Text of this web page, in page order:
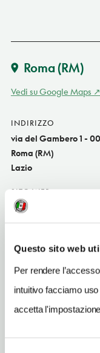
Questo sito web
Per rendere
intuitivo facciamo
accetta
Roma (RM)
Vedi su Google Maps
INDIRIZZO
via del Gambero 1 -
Roma (RM)
Lazio
SITO WEB
www.tech-it-easy.it
TELEFONO
0669380924
METRO